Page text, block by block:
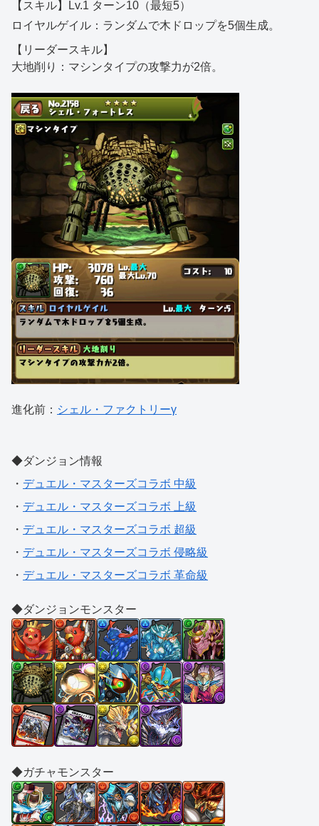
【スキル】Lv.1 ターン10（最短5）
ロイヤルゲイル：ランダムで木ドロップを5個生成。
【リーダースキル】
大地削り：マシンタイプの攻撃力が2倍。
進化前： シェル・ファクトリーγ
◆ダンジョン情報
・ デュエル・マスターズコラボ 中級
・ デュエル・マスターズコラボ 上級
・ デュエル・マスターズコラボ 超級
・ デュエル・マスターズコラボ 侵略級
・ デュエル・マスターズコラボ 革命級
◆ダンジョンモンスター
◆ガチャモンスター